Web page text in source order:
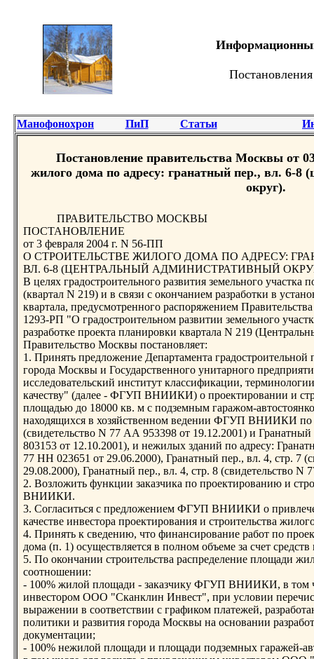
Манофонохрон ПиП Статьи
Постановление правительства Москвы от
жилого дома по адресу: гранатный пер., вл. 6-8
округ).
ПРАВИТЕЛЬСТВО МОСКВЫ
ПОСТАНОВЛЕНИЕ
от 3 февраля 2004 г. N 56-ПП
О СТРОИТЕЛЬСТВЕ ЖИЛОГО ДОМА ПО АДРЕСУ:
ВЛ. 6-8 (ЦЕНТРАЛЬНЫЙ АДМИНИСТРАТИВНЫЙ
В целях градостроительного развития земельного участка
(квартал N 219) и в связи с окончанием разработки в
квартала, предусмотренного распоряжением
1293-РП "О градостроительном развитии земельного
разработке проекта планировки квартала N 219
Правительство Москвы постановляет:
1. Принять предложение Департамента
города Москвы и Государственного унитарного
исследовательский институт классификации,
качеству" (далее - ФГУП ВНИИКИ) о проектировании и
площадью до 18000 кв. м с подземным гаражом-
находящихся в хозяйственном ведении ФГУП ВНИИКИ по
(свидетельство N 77 АА 953398 от 19.12.2001) и
803153 от 12.10.2001), и нежилых зданий по адресу:
77 НН 023651 от 29.06.2000), Гранатный пер., вл. 4, стр. 7
29.08.2000), Гранатный пер., вл. 4, стр. 8 (свидетельство N
2. Возложить функции заказчика по проектированию и
ВНИИКИ.
3. Согласиться с предложением ФГУП ВНИИКИ о
качестве инвестора проектирования и строительства
4. Принять к сведению, что финансирование работ по
дома (п. 1) осуществляется в полном объеме за счет
5. По окончании строительства распределение площади
соотношении:
- 100% жилой площади - заказчику ФГУП ВНИИКИ, в том
инвестором ООО "Сканклин Инвест", при условии
выражении в соответствии с графиком платежей,
политики и развития города Москвы на основании
документации;
- 100% нежилой площади и площади подземных